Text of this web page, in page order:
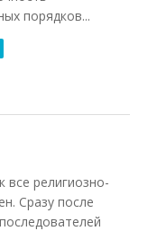
порядков...
религиозно-
Сразу после